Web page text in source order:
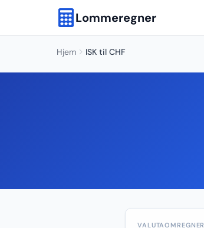
Lommeregner
Hjem ISK til CHF
VALUTAOMREGNER